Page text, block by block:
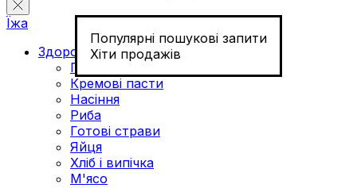
Популярні пошукові запити
Хіти продажів
Їжа
Здорове харчування
Горіхи
Кремові пасти
Насіння
Риба
Готові страви
Яйця
Хліб і випічка
М'ясо